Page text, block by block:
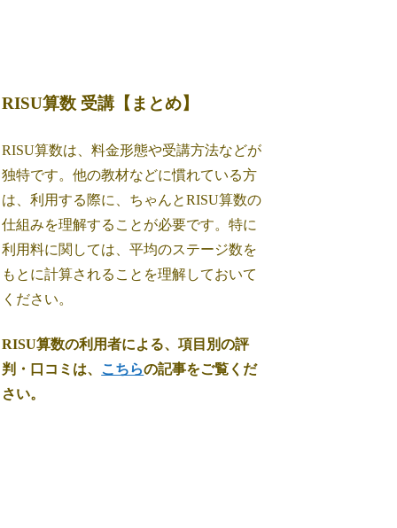
RISU算数 受講【まとめ】
RISU算数は、料金形態や受講方法などが
独特です。他の教材などに慣れている方
は、利用する際に、ちゃんとRISU算数の
仕組みを理解することが必要です。特に
利用料に関しては、平均のステージ数を
もとに計算されることを理解しておいて
ください。
RISU算数の利用者による、項目別の評
判・口コミは、
こちらの記事をご覧くだ
さい。